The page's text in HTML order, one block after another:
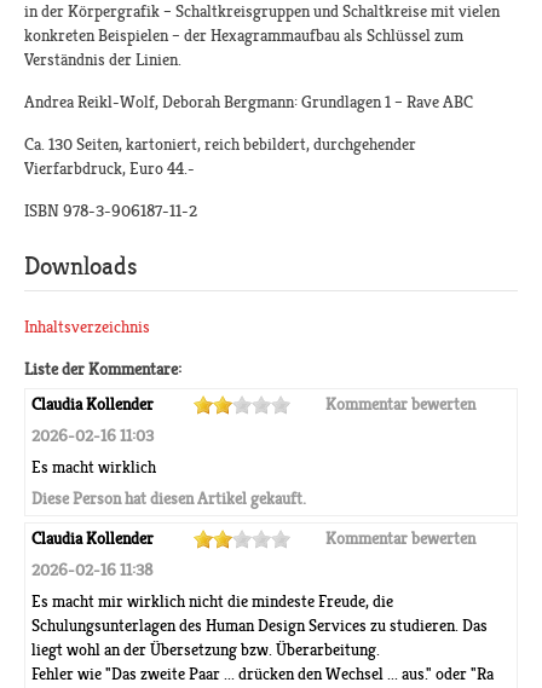
in der Körpergrafik – Schaltkreisgruppen und Schaltkreise mit vielen
konkreten Beispielen – der Hexagrammaufbau als Schlüssel zum
Verständnis der Linien.
Andrea Reikl-Wolf, Deborah Bergmann: Grundlagen 1 – Rave ABC
Ca. 130 Seiten, kartoniert, reich bebildert, durchgehender
Vierfarbdruck, Euro 44.-
ISBN 978-3-906187-11-2
Downloads
Inhaltsverzeichnis
Liste der Kommentare:
Claudia Kollender
Kommentar bewerten
2026-02-16 11:03
Es macht wirklich
Diese Person hat diesen Artikel gekauft.
Claudia Kollender
Kommentar bewerten
2026-02-16 11:38
Es macht mir wirklich nicht die mindeste Freude, die
Schulungsunterlagen des Human Design Services zu studieren. Das
liegt wohl an der Übersetzung bzw. Überarbeitung.
Fehler wie "Das zweite Paar ... drücken den Wechsel ... aus." oder "Ra